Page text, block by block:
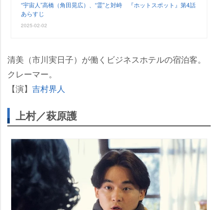
“宇宙人”高橋（角田晃広）、“霊”と対峙 『ホットスポット』第4話
あらすじ
2025-02-02
清美（市川実日子）が働くビジネスホテルの宿泊客。
クレーマー。
【演】 吉村界人
上村／萩原護